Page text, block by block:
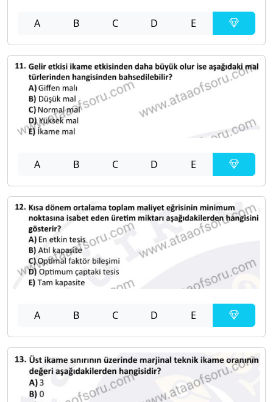
A B C D E
A B C D E
A B C D E